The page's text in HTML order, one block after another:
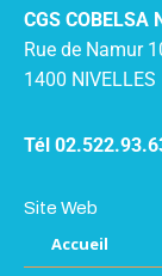
CGS COBELSA
Rue de Namur
1400 NIVELLES
Tél
Site Web
Accueil